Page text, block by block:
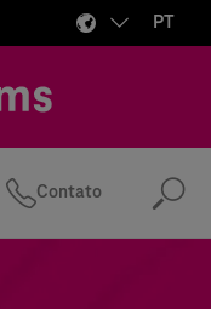
PT
Contato